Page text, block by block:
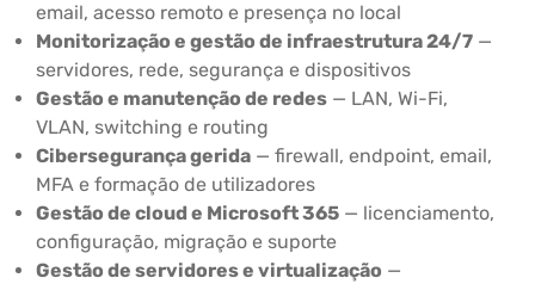
email, acesso remoto e presença no local
Monitorização e gestão de infraestrutura 24/7 —
servidores, rede, segurança e dispositivos
Gestão e manutenção de redes — LAN, Wi-Fi,
VLAN, switching e routing
Cibersegurança gerida — firewall, endpoint, email,
MFA e formação de utilizadores
Gestão de cloud e Microsoft 365 — licenciamento,
configuração, migração e suporte
Gestão de servidores e virtualização —